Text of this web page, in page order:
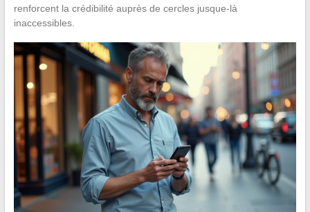
renforcent la crédibilité auprès de cercles jusque-là
inaccessibles.